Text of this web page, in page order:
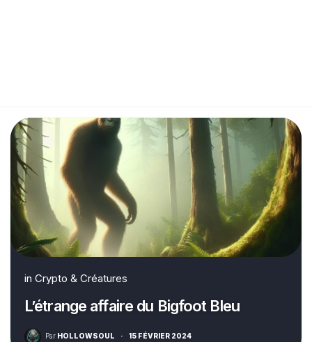
in Crypto & Créatures
L’étrange affaire du Bigfoot Bleu
Par HOLLOWSOUL · 15 FÉVRIER 2024